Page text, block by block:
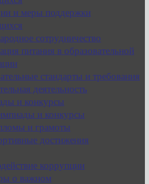
и меры поддержки
сотрудничество
питания в образовательной
стандарты и требования
деятельность
и конкурсы
и конкурсы
и грамоты
достижения
коррупции
о важном